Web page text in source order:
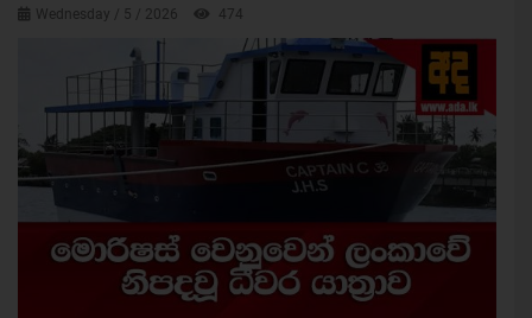
Wednesday / 5 / 2026 474